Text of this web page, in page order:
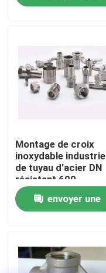
A propos de nous
Contrôle de la
nouvelles
Tous les cas
cales de tension
Montage de croix
inoxydable
de tuyau d'acier DN
résistant 600
envoyer une